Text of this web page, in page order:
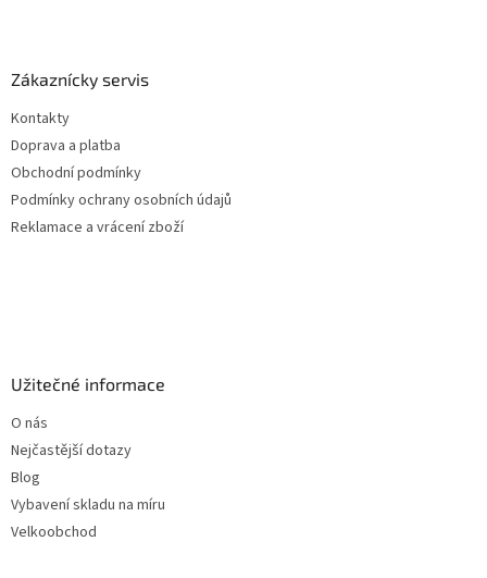
Zákaznícky servis
Kontakty
Doprava a platba
Obchodní podmínky
Podmínky ochrany osobních údajů
Reklamace a vrácení zboží
Užitečné informace
O nás
Nejčastější dotazy
Blog
Vybavení skladu na míru
Velkoobchod